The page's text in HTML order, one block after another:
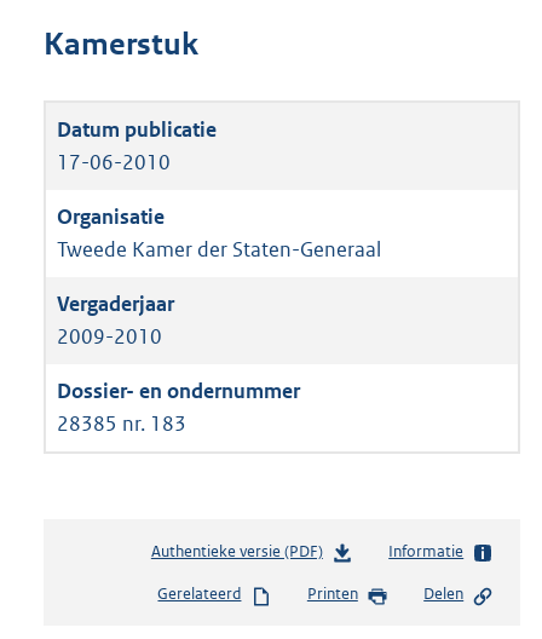
Kamerstuk
17-06-2010
Tweede Kamer der Staten-Generaal
2009-2010
28385 nr. 183
Authentieke versie (PDF)b
s
Informatie
Gerelateerd Printen Delen